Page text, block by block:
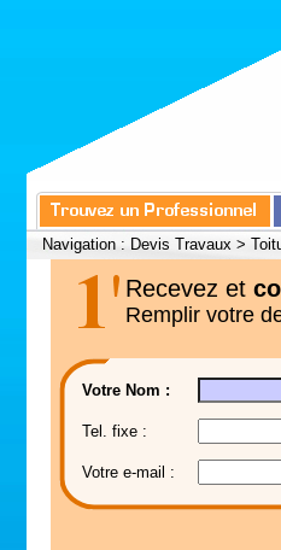
Navigation : Devis Travaux >
Recevez et
Remplir votre
Votre Nom :
Tel. fixe :
Votre e-mail :